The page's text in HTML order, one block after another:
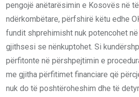
pengojë anëtarësimin e Kosovës në
ndërkombëtare, përfshirë këtu edhe
fundit shprehimisht nuk potencohet
gjithsesi se nënkuptohet. Si
përfitonte në përshpejtimin e
me gjitha përfitimet financiare që
nuk do të poshtëroheshim dhe të